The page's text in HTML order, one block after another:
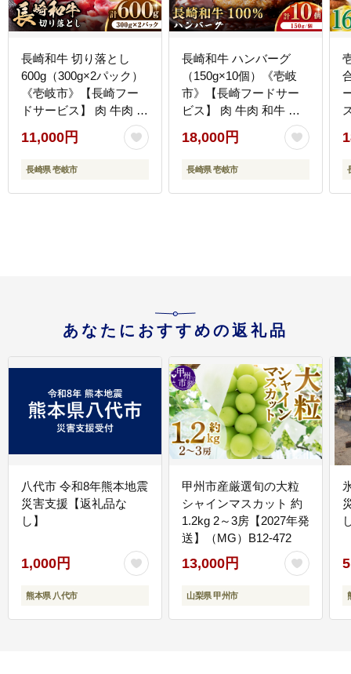
長崎和牛 切り落とし
600g（300g×2パック）
《壱岐市》【長崎フー
ドサービス】 肉 牛肉 赤
身 小分け 国産 切落し
切り落し 冷凍配送
11000 11000円 [JEP008]
11,000円
長崎県 壱岐市
長崎和牛 ハンバーグ
（150g×10個）《壱岐
市》【長崎フードサー
ビス】 肉 牛肉 和牛 惣
菜 加工品 冷凍配送
18000 18000円 [JEP006]
18,000円
長崎県 壱岐市
あなたにおすすめの返礼品
八代市 令和8年熊本地震
災害支援【返礼品な
し】
1,000円
熊本県 八代市
甲州市産厳選旬の大粒
シャインマスカット 約
1.2kg 2～3房【2027年発
送】（MG）B12-472
13,000円
山梨県 甲州市